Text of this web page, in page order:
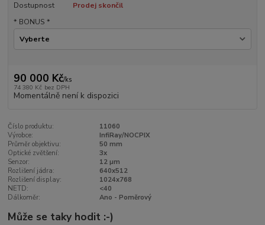
Dostupnost
Prodej skončil
* BONUS *
90 000 Kč/ks
74 380 Kč bez DPH
Momentálně není k dispozici
Číslo produktu:
11060
Výrobce:
InfiRay/NOCPIX
Průměr objektivu:
50 mm
Optické zvětšení:
3x
Senzor:
12 µm
Rozlišení jádra:
640x512
Rozlišení display:
1024x768
NETD:
<40
Dálkoměr:
Ano - Poměrový
Může se taky hodit :-)